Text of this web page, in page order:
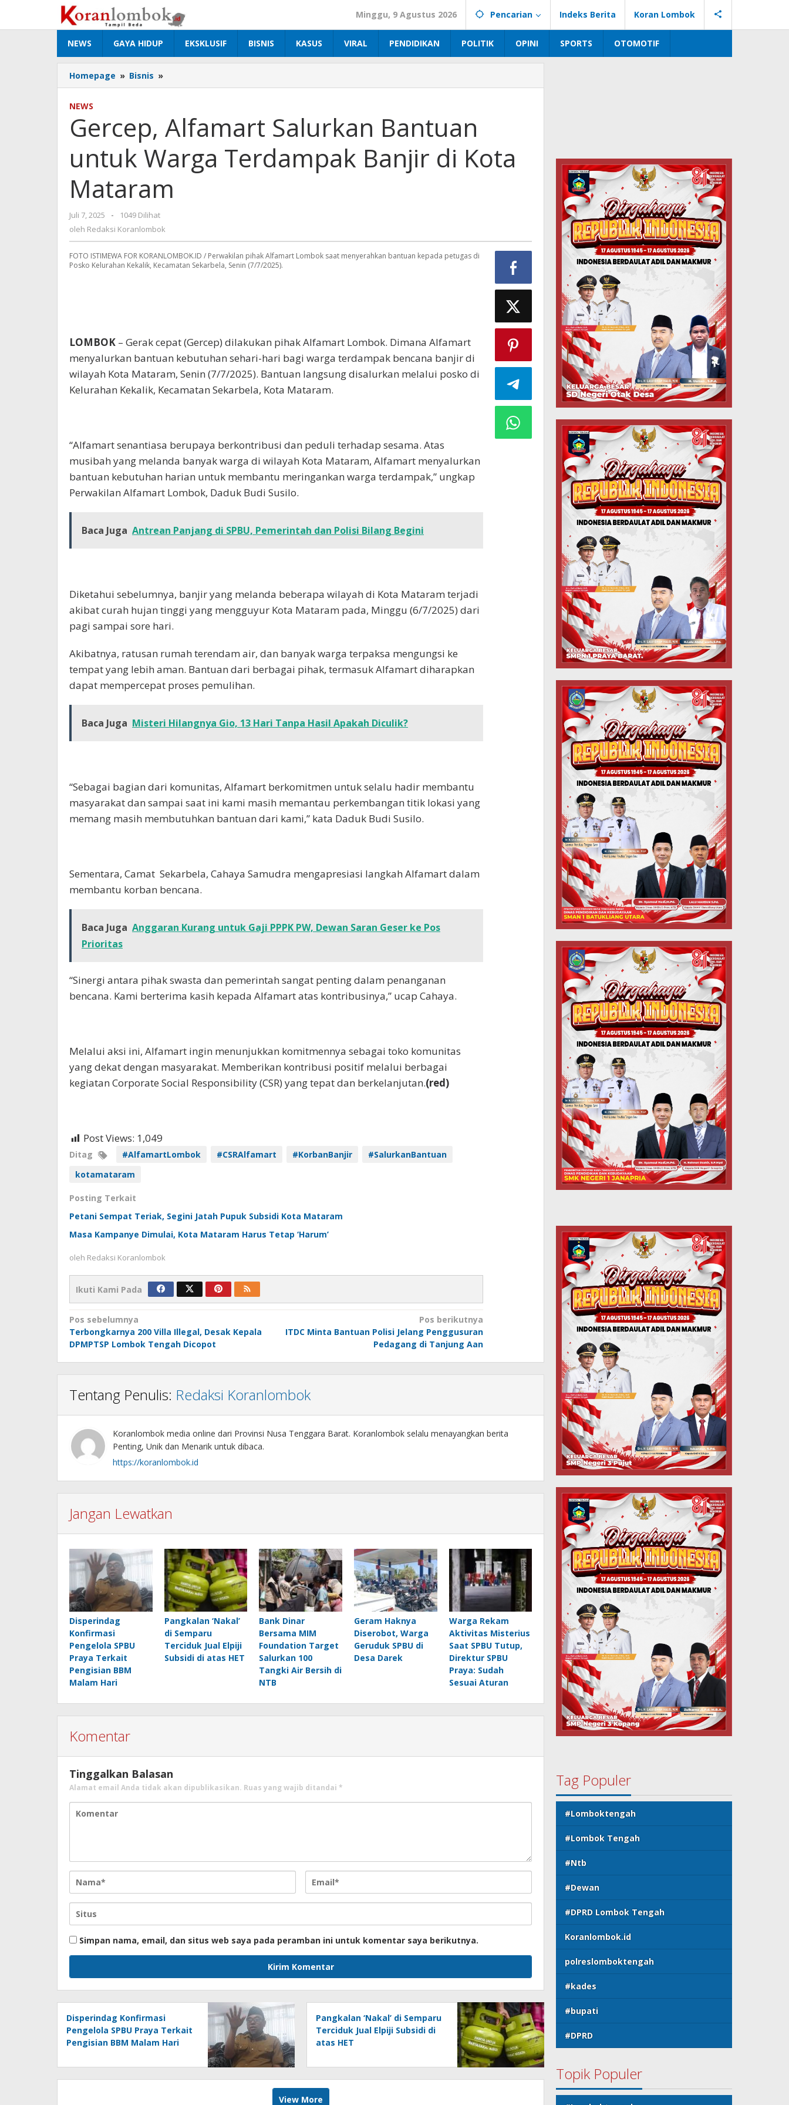
konten
Minggu, 9 Agustus 2026 Pencarian Indeks Berita Koran Lombok
NEWS GAYA HIDUP EKSKLUSIF BISNIS KASUS VIRAL PENDIDIKAN POLITIK OPINI SPORTS OTOMOTIF
Homepage » Bisnis »
Alfamart
untuk
Warga
Terdampak
Banjir
Kota
Mataram
NEWS
Gercep, Alfamart Salurkan Bantuan
untuk Warga Terdampak Banjir di Kota
Mataram
Juli 7, 2025
oleh
Redaksi
-
1049 Dilihat
oleh Redaksi Koranlombok
FOTO ISTIMEWA FOR KORANLOMBOK.ID / Perwakilan pihak Alfamart Lombok saat menyerahkan bantuan kepada petugas di
Posko Kelurahan Kekalik, Kecamatan Sekarbela, Senin (7/7/2025).
LOMBOK – Gerak cepat (Gercep) dilakukan pihak Alfamart Lombok. Dimana Alfamart
menyalurkan bantuan kebutuhan sehari-hari bagi warga terdampak bencana banjir di
wilayah Kota Mataram, Senin (7/7/2025). Bantuan langsung disalurkan melalui posko di
Kelurahan Kekalik, Kecamatan Sekarbela, Kota Mataram.
“Alfamart senantiasa berupaya berkontribusi dan peduli terhadap sesama. Atas
musibah yang melanda banyak warga di wilayah Kota Mataram, Alfamart menyalurkan
bantuan kebutuhan harian untuk membantu meringankan warga terdampak,” ungkap
Perwakilan Alfamart Lombok, Daduk Budi Susilo.
Baca Juga Antrean Panjang di SPBU, Pemerintah dan Polisi Bilang Begini
Diketahui sebelumnya, banjir yang melanda beberapa wilayah di Kota Mataram terjadi
akibat curah hujan tinggi yang mengguyur Kota Mataram pada, Minggu (6/7/2025) dari
pagi sampai sore hari.
Akibatnya, ratusan rumah terendam air, dan banyak warga terpaksa mengungsi ke
tempat yang lebih aman. Bantuan dari berbagai pihak, termasuk Alfamart diharapkan
dapat mempercepat proses pemulihan.
Baca Juga Misteri Hilangnya Gio, 13 Hari Tanpa Hasil Apakah Diculik?
“Sebagai bagian dari komunitas, Alfamart berkomitmen untuk selalu hadir membantu
masyarakat dan sampai saat ini kami masih memantau perkembangan titik lokasi yang
memang masih membutuhkan bantuan dari kami,” kata Daduk Budi Susilo.
Sementara, Camat Sekarbela, Cahaya Samudra mengapresiasi langkah Alfamart dalam
membantu korban bencana.
Baca Juga Anggaran Kurang untuk Gaji PPPK PW, Dewan Saran Geser ke Pos
Prioritas
“Sinergi antara pihak swasta dan pemerintah sangat penting dalam penanganan
bencana. Kami berterima kasih kepada Alfamart atas kontribusinya,” ucap Cahaya.
Melalui aksi ini, Alfamart ingin menunjukkan komitmennya sebagai toko komunitas
yang dekat dengan masyarakat. Memberikan kontribusi positif melalui berbagai
kegiatan Corporate Social Responsibility (CSR) yang tepat dan berkelanjutan.(red)
Post Views: 1,049
Ditag #AlfamartLombok #CSRAlfamart #KorbanBanjir
#SalurkanBantuan
kotamataram
Posting Terkait
Petani Sempat Teriak, Segini Jatah Pupuk Subsidi Kota Mataram
Masa Kampanye Dimulai, Kota Mataram Harus Tetap ‘Harum’
oleh Redaksi Koranlombok
Ikuti Kami Pada
Navigasi
pos
Pos sebelumnya
Terbongkarnya 200 Villa Illegal, Desak Kepala
DPMPTSP Lombok Tengah Dicopot
Pos berikutnya
ITDC Minta Bantuan Polisi Jelang Penggusuran
Pedagang di Tanjung Aan
Tentang Penulis: Redaksi Koranlombok
Koranlombok media online dari Provinsi Nusa Tenggara Barat. Koranlombok selalu menayangkan berita
Penting, Unik dan Menarik untuk dibaca.
https://koranlombok.id
Jangan Lewatkan
Disperindag
Konfirmasi
Pengelola SPBU
Praya Terkait
Pengisian BBM
Malam Hari
Pangkalan ‘Nakal’
di Semparu
Terciduk Jual Elpiji
Subsidi di atas HET
Bank Dinar
Bersama MIM
Foundation Target
Salurkan 100
Tangki Air Bersih di
NTB
Geram Haknya
Diserobot, Warga
Geruduk SPBU di
Desa Darek
Warga Rekam
Aktivitas Misterius
Saat SPBU Tutup,
Direktur SPBU
Praya: Sudah
Sesuai Aturan
Komentar
Tinggalkan Balasan
Alamat email Anda tidak akan dipublikasikan. Ruas yang wajib ditandai *
Simpan nama, email, dan situs web saya pada peramban ini untuk komentar saya berikutnya.
Disperindag Konfirmasi
Pengelola SPBU Praya Terkait
Pengisian BBM Malam Hari
Pangkalan ‘Nakal’ di Semparu
Terciduk Jual Elpiji Subsidi di
atas HET
View More
Tag Populer
#Lomboktengah
#Lombok Tengah
#Ntb
#Dewan
#DPRD Lombok Tengah
Koranlombok.id
polreslomboktengah
#kades
#bupati
#DPRD
Topik Populer